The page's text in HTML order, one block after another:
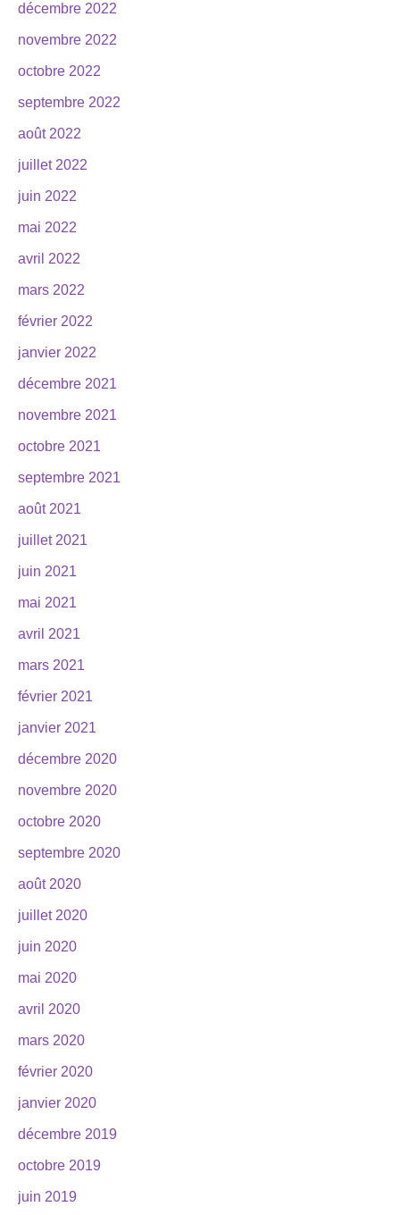
décembre 2022
novembre 2022
octobre 2022
septembre 2022
août 2022
juillet 2022
juin 2022
mai 2022
avril 2022
mars 2022
février 2022
janvier 2022
décembre 2021
novembre 2021
octobre 2021
septembre 2021
août 2021
juillet 2021
juin 2021
mai 2021
avril 2021
mars 2021
février 2021
janvier 2021
décembre 2020
novembre 2020
octobre 2020
septembre 2020
août 2020
juillet 2020
juin 2020
mai 2020
avril 2020
mars 2020
février 2020
janvier 2020
décembre 2019
octobre 2019
juin 2019